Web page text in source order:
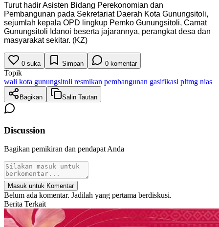
‎‎Turut hadir Asisten Bidang Perekonomian dan
Pembangunan pada Sekretariat Daerah Kota Gunungsitoli,
sejumlah kepala OPD lingkup Pemko Gunungsitoli, Camat
Gunungsitoli Idanoi beserta jajarannya, perangkat desa dan
masyarakat sekitar. (KZ)
0 suka Simpan 0 komentar
Topik
wali kota gunungsitoli resmikan pembangunan gasifikasi pltmg nias
Bagikan Salin Tautan
Discussion
Bagikan pemikiran dan pendapat Anda
Masuk untuk Komentar
Belum ada komentar. Jadilah yang pertama berdiskusi.
Berita Terkait